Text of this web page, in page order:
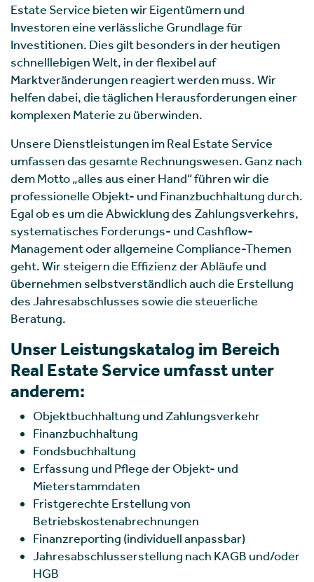
Estate Service bieten wir Eigentümern und
Investoren eine verlässliche Grundlage für
Investitionen. Dies gilt besonders in der heutigen
schnelllebigen Welt, in der flexibel auf
Marktveränderungen reagiert werden muss. Wir
helfen dabei, die täglichen Herausforderungen einer
komplexen Materie zu überwinden.
Unsere Dienstleistungen im Real Estate Service
umfassen das gesamte Rechnungswesen. Ganz nach
dem Motto „alles aus einer Hand“ führen wir die
professionelle Objekt- und Finanzbuchhaltung durch.
Egal ob es um die Abwicklung des Zahlungsverkehrs,
systematisches Forderungs- und Cashflow-
Management oder allgemeine Compliance-Themen
geht. Wir steigern die Effizienz der Abläufe und
übernehmen selbstverständlich auch die Erstellung
des Jahresabschlusses sowie die steuerliche
Beratung.
Unser Leistungskatalog im Bereich
Real Estate Service umfasst unter
anderem:
Objektbuchhaltung und Zahlungsverkehr
Finanzbuchhaltung
Fondsbuchhaltung
Erfassung und Pflege der Objekt- und
Mieterstammdaten
Fristgerechte Erstellung von
Betriebskostenabrechnungen
Finanzreporting (individuell anpassbar)
Jahresabschlusserstellung nach KAGB und/oder
HGB